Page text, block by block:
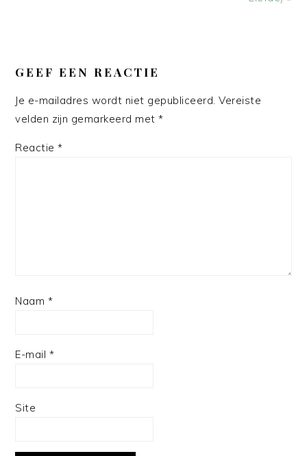
INTERACTIES
GEEF EEN REACTIE
Je e-mailadres wordt niet gepubliceerd. Vereiste
velden zijn gemarkeerd met*
Reactie*
Naam *
E-mail *
Site